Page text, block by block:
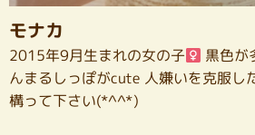
モナカ
2015年9月生まれの女の子 黒色が
んまるしっぽがcute 人嫌いを克服
構って下さい(*^^*)